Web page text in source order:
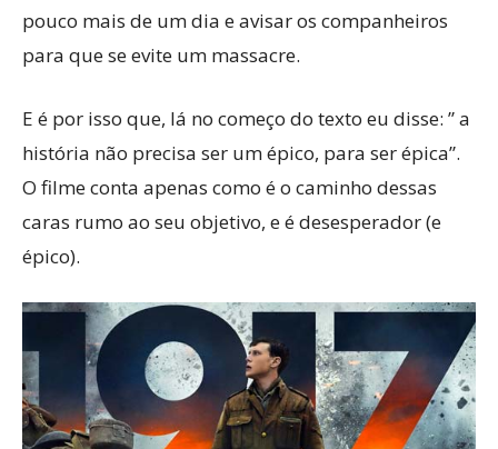
pouco mais de um dia e avisar os companheiros
para que se evite um massacre.
E é por isso que, lá no começo do texto eu disse: ” a
história não precisa ser um épico, para ser épica”.
O filme conta apenas como é o caminho dessas
caras rumo ao seu objetivo, e é desesperador (e
épico).